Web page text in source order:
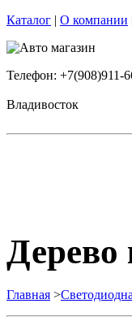
Каталог | О компании
Телефон: +7(908)911-
Владивосток
Дерево
Главная >